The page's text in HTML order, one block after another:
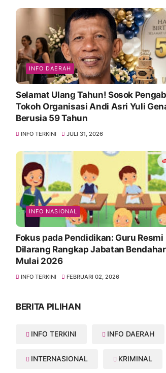
INFO DAERAH
Selamat Ulang Tahun! Sosok
Tokoh Organisasi Andi Asri Yuli
Berusia 59 Tahun
INFO TERKINI JULI 31, 2026
INFO NASIONAL
Fokus pada Pendidikan: Guru Resmi
Dilarang Rangkap Jabatan
Mulai 2026
INFO TERKINI FEBRUARI 02, 2026
BERITA PILIHAN
INFO TERKINI INFO DAERAH
INTERNASIONAL KRIMINAL